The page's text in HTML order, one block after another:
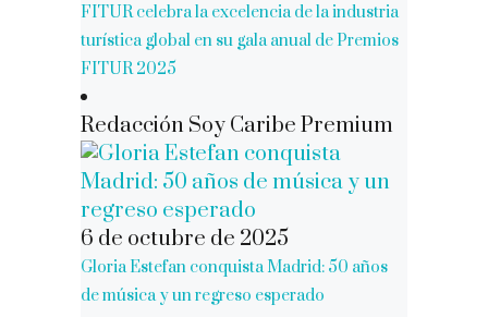
FITUR celebra la excelencia de la industria
turística global en su gala anual de Premios
FITUR 2025
Redacción Soy Caribe Premium
6 de octubre de 2025
Gloria Estefan conquista Madrid: 50 años
de música y un regreso esperado